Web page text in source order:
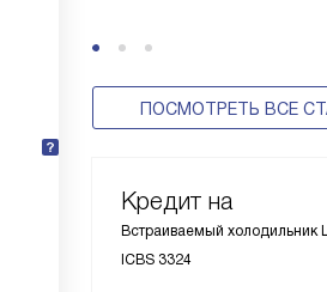
ПОСМОТРЕТЬ ВСЕ
Кредит на
Встраиваемый холодильник
ICBS 3324